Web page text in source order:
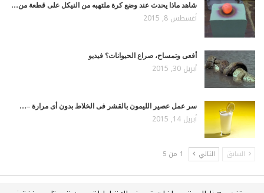
شاهد ماذا يحدث عند وضع كرة ملتهبه من النيكل على قطعة من…
أغسطس 8, 2015
أفعى وتمساح، صراع الحيوانات؟ فيديو
أبريل 30, 2015
سر عمل عصير الليمون بالقشر فى الخلاط بدون أى مرارة –…
أبريل 14, 2015
السابق التالي 1 من 5